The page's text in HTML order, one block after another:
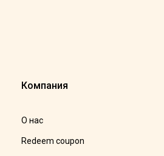
Компания
О нас
Redeem coupon